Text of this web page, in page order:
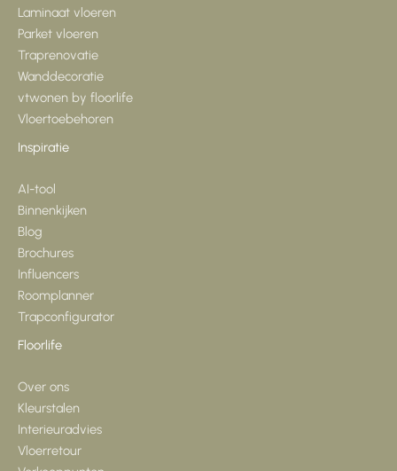
Laminaat vloeren
Parket vloeren
Traprenovatie
Wanddecoratie
vtwonen by floorlife
Vloertoebehoren
Inspiratie
AI-tool
Binnenkijken
Blog
Brochures
Influencers
Roomplanner
Trapconfigurator
Floorlife
Over ons
Kleurstalen
Interieuradvies
Vloerretour